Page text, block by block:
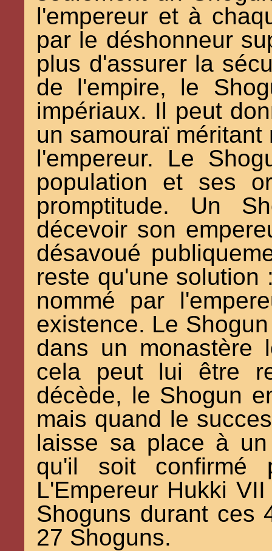
l'empereur et à
par le déshonneur
plus d'assurer la
de l'empire, le
impériaux. Il peut
un samouraï
l'empereur. Le
population et ses
promptitude. Un
décevoir son
désavoué
reste qu'une solution
nommé par
existence. Le
dans un monastère
cela peut lui être
décède, le Shogun
mais quand le
laisse sa place à
qu'il soit confirmé
L'Empereur Hukki
Shoguns durant ces
27 Shoguns.